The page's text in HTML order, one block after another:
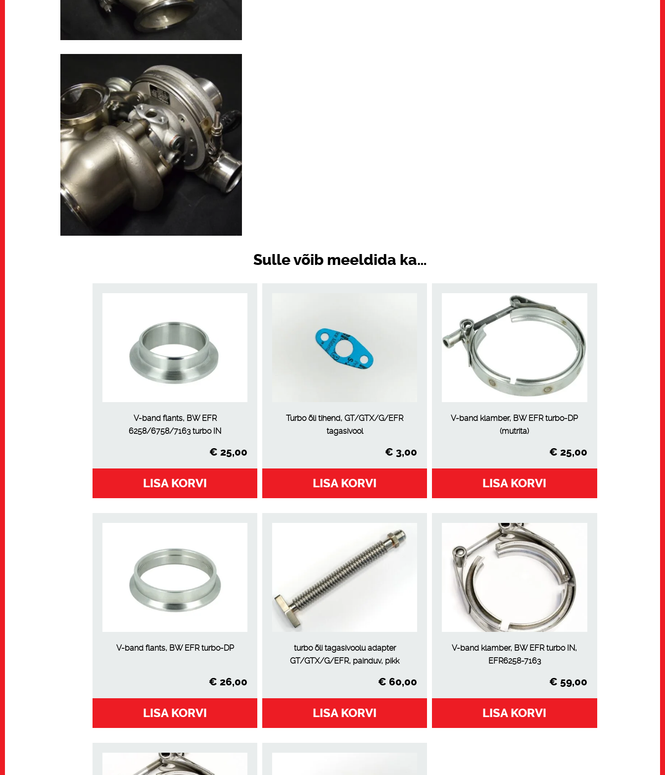
Sulle võib meeldida ka…
V-band flants, BW EFR
6258/6758/7163 turbo IN
€ 25,00
LISA KORVI
Turbo õli tihend, GT/GTX/G/EFR
tagasivool
€ 3,00
LISA KORVI
V-band klamber, BW EFR turbo-DP
(mutrita)
€ 25,00
LISA KORVI
V-band flants, BW EFR turbo-DP
€ 26,00
LISA KORVI
turbo õli tagasivoolu adapter
GT/GTX/G/EFR, painduv, pikk
€ 60,00
LISA KORVI
V-band klamber, BW EFR turbo IN,
EFR6258-7163
€ 59,00
LISA KORVI